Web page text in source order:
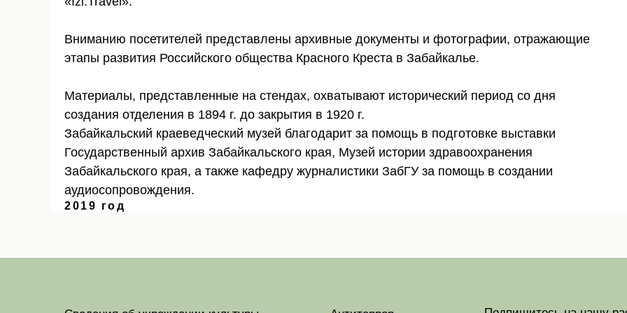
Вниманию посетителей представлены архивные документы и фотографии, отражающие
этапы развития Российского общества Красного Креста в Забайкалье.
Материалы, представленные на стендах, охватывают исторический период со дня
создания отделения в 1894 г. до закрытия в 1920 г.
Забайкальский краеведческий музей благодарит за помощь в подготовке выставки
Государственный архив Забайкальского края, Музей истории здравоохранения
Забайкальского края, а также кафедру журналистики ЗабГУ за помощь в создании
аудиосопровождения.
2019 год